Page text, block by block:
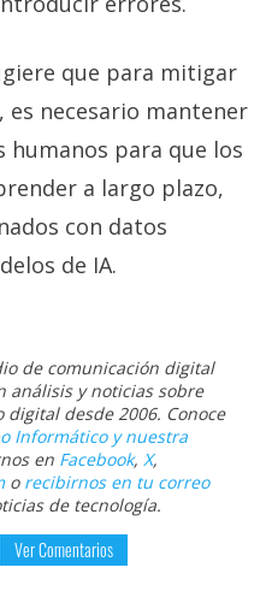
que para mitigar
, es necesario mantener
humanos para que los
a largo plazo,
con datos
de IA.
de comunicación digital
análisis y noticias sobre
desde 2006. Conoce
Informático y nuestra
en Facebook, X,
o recibirnos en tu correo
de tecnología.
Ver Comentarios